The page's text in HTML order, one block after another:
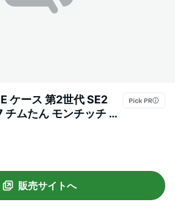
ケース 第2世代 SE2
ムたん モンチッチ ガ
アイセレクト キャラ
ップホール かわいい
ン8ケース アイフォン8
販売サイトへ